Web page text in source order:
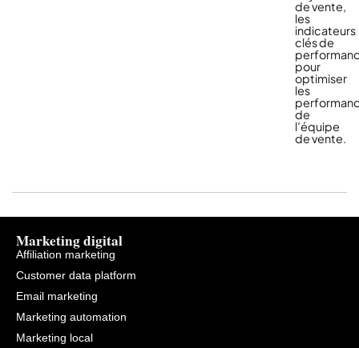
de vente,
les
indicateurs
clés de
pour
optimiser
les
de
l’équipe
de vente.
Marketing digital
Affiliation marketing
Customer data platform
Email marketing
Marketing automation
Marketing local